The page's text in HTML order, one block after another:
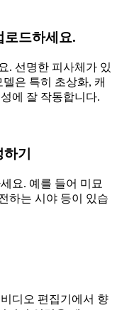
드하세요.
. 선명한 피사체가 있
은 특히 초상화, 캐
에 잘 작동합니다.
기
요. 예를 들어 미묘
하는 시야 등이 있습
디오 편집기에서 향